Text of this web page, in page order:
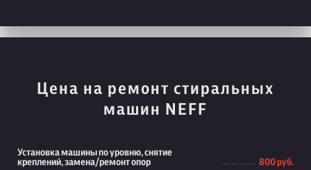
Цена на ремонт стиральных
машин NEFF
Установка машины по уровню, снятие
креплений, замена/ремонт опор
800 руб.